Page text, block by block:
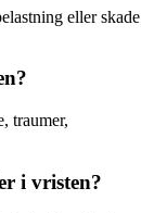
eller skade
traumer,
i vristen?